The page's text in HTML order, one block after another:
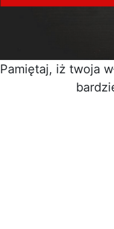
Pamiętaj, iż twoja